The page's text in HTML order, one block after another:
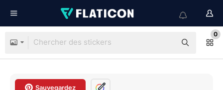
0
Sauvegardez